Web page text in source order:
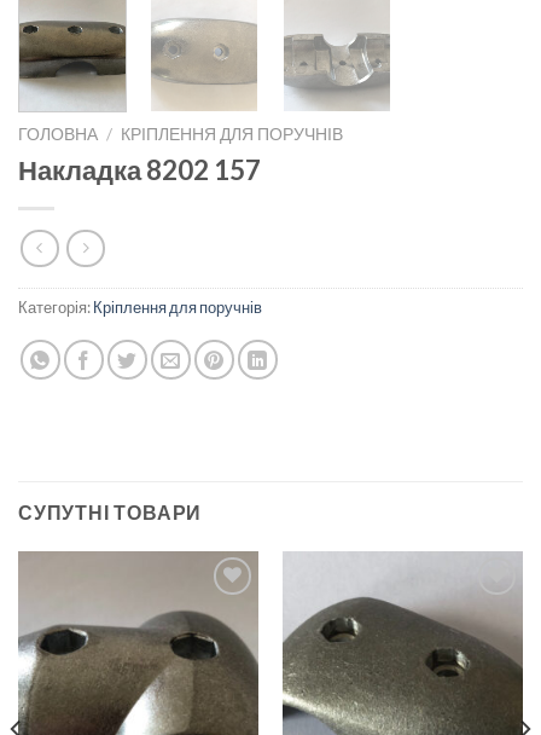
ГОЛОВНА / КРІПЛЕННЯ ДЛЯ ПОРУЧНІВ
Накладка 8202 157
Категорія:Кріплення для поручнів
СУПУТНІ ТОВАРИ
Add to
Add to
wishlist